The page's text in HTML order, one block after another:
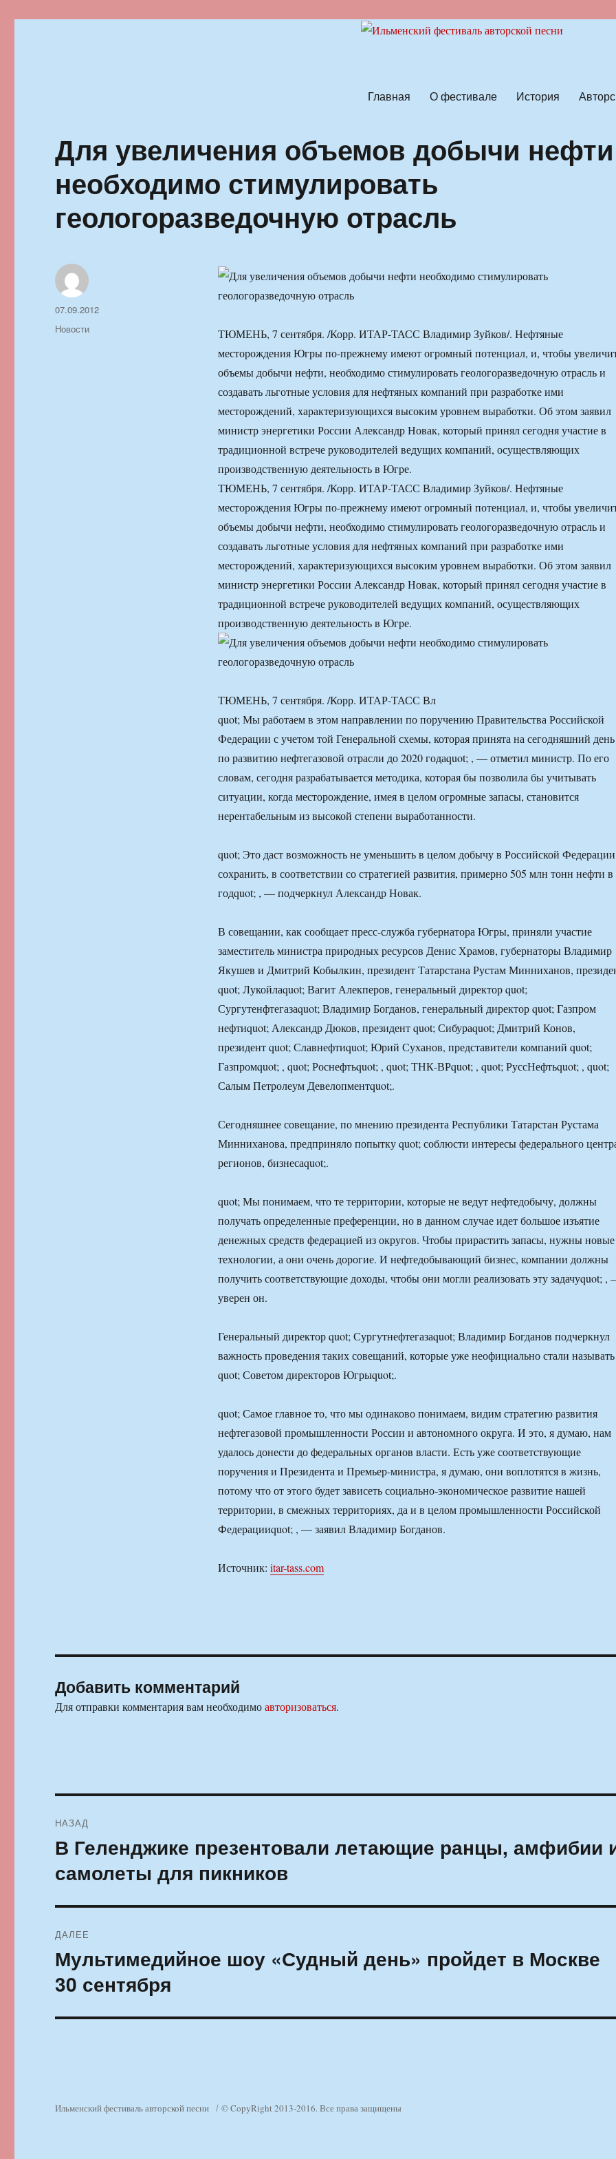
Главная О фестивале История
Для увеличения объемов добычи нефти
необходимо стимулировать
геологоразведочную отрасль
ТЮМЕНЬ, 7 сентября. /Корр. ИТАР-ТАСС Владимир Зуйков/. Нефтяные
месторождения Югры по-прежнему имеют огромный потенциал, и, чтобы
объемы добычи нефти, необходимо стимулировать геологоразведочную отрасль и
создавать льготные условия для нефтяных компаний при разработке ими
месторождений, характеризующихся высоким уровнем выработки. Об этом заявил
министр энергетики России Александр Новак, который принял сегодня участие в
традиционной встрече руководителей ведущих компаний, осуществляющих
производственную деятельность в Югре.
ТЮМЕНЬ, 7 сентября. /Корр. ИТАР-ТАСС Владимир Зуйков/. Нефтяные
месторождения Югры по-прежнему имеют огромный потенциал, и, чтобы
объемы добычи нефти, необходимо стимулировать геологоразведочную отрасль и
создавать льготные условия для нефтяных компаний при разработке ими
месторождений, характеризующихся высоким уровнем выработки. Об этом заявил
министр энергетики России Александр Новак, который принял сегодня участие в
традиционной встрече руководителей ведущих компаний, осуществляющих
производственную деятельность в Югре.
ТЮМЕНЬ, 7 сентября. /Корр. ИТАР-ТАСС Вл
quot; Мы работаем в этом направлении по поручению Правительства Российской
Федерации с учетом той Генеральной схемы, которая принята на сегодняшний день
по развитию нефтегазовой отрасли до 2020 годаquot; , — отметил министр. По его
словам, сегодня разрабатывается методика, которая бы позволила бы учитывать
ситуации, когда месторождение, имея в целом огромные запасы, становится
нерентабельным из высокой степени выработанности.
quot; Это даст возможность не уменьшить в целом добычу в Российской
сохранить, в соответствии со стратегией развития, примерно 505 млн тонн нефти в
годquot; , — подчеркнул Александр Новак.
В совещании, как сообщает пресс-служба губернатора Югры, приняли участие
заместитель министра природных ресурсов Денис Храмов, губернаторы Владимир
Якушев и Дмитрий Кобылкин, президент Татарстана Рустам Минниханов,
quot; Лукойлаquot; Вагит Алекперов, генеральный директор quot;
Сургутенфтегазаquot; Владимир Богданов, генеральный директор quot; Газпром
нефтиquot; Александр Дюков, президент quot; Сибураquot; Дмитрий Конов,
президент quot; Славнефтиquot; Юрий Суханов, представители компаний quot;
Газпромquot; , quot; Роснефтьquot; , quot; ТНК-ВРquot; , quot; РуссНефтьquot; , quot;
Салым Петролеум Девелопментquot;.
Сегодняшнее совещание, по мнению президента Республики Татарстан Рустама
Минниханова, предприняло попытку quot; соблюсти интересы федерального
регионов, бизнесаquot;.
quot; Мы понимаем, что те территории, которые не ведут нефтедобычу, должны
получать определенные преференции, но в данном случае идет большое изъятие
денежных средств федерацией из округов. Чтобы прирастить запасы, нужны новые
технологии, а они очень дорогие. И нефтедобывающий бизнес, компании должны
получить соответствующие доходы, чтобы они могли реализовать эту задачуquot; ,
уверен он.
Генеральный директор quot; Сургутнефтегазаquot; Владимир Богданов подчеркнул
важность проведения таких совещаний, которые уже неофициально стали называть
quot; Советом директоров Югрыquot;.
quot; Самое главное то, что мы одинаково понимаем, видим стратегию развития
нефтегазовой промышленности России и автономного округа. И это, я думаю, нам
удалось донести до федеральных органов власти. Есть уже соответствующие
поручения и Президента и Премьер-министра, я думаю, они воплотятся в жизнь,
потому что от этого будет зависеть социально-экономическое развитие нашей
территории, в смежных территориях, да и в целом промышленности Российской
Федерацииquot; , — заявил Владимир Богданов.
Источник: itar-tass.com
Автор
Опубликовано
07.09.2012
Рубрики
Новости
Добавить комментарий
Для отправки комментария вам необходимоавторизоваться.
по
записям
НАЗАД
Предыдущая
В Геленджике презентовали летающие ранцы, амфибии
самолеты для пикников
ДАЛЕЕ
Следующая
запись:
Мультимедийное шоу «Судный день» пройдет в Москве
30 сентября
Ильменский фестиваль авторской песни © CopyRight 2013-2016. Все права защищены